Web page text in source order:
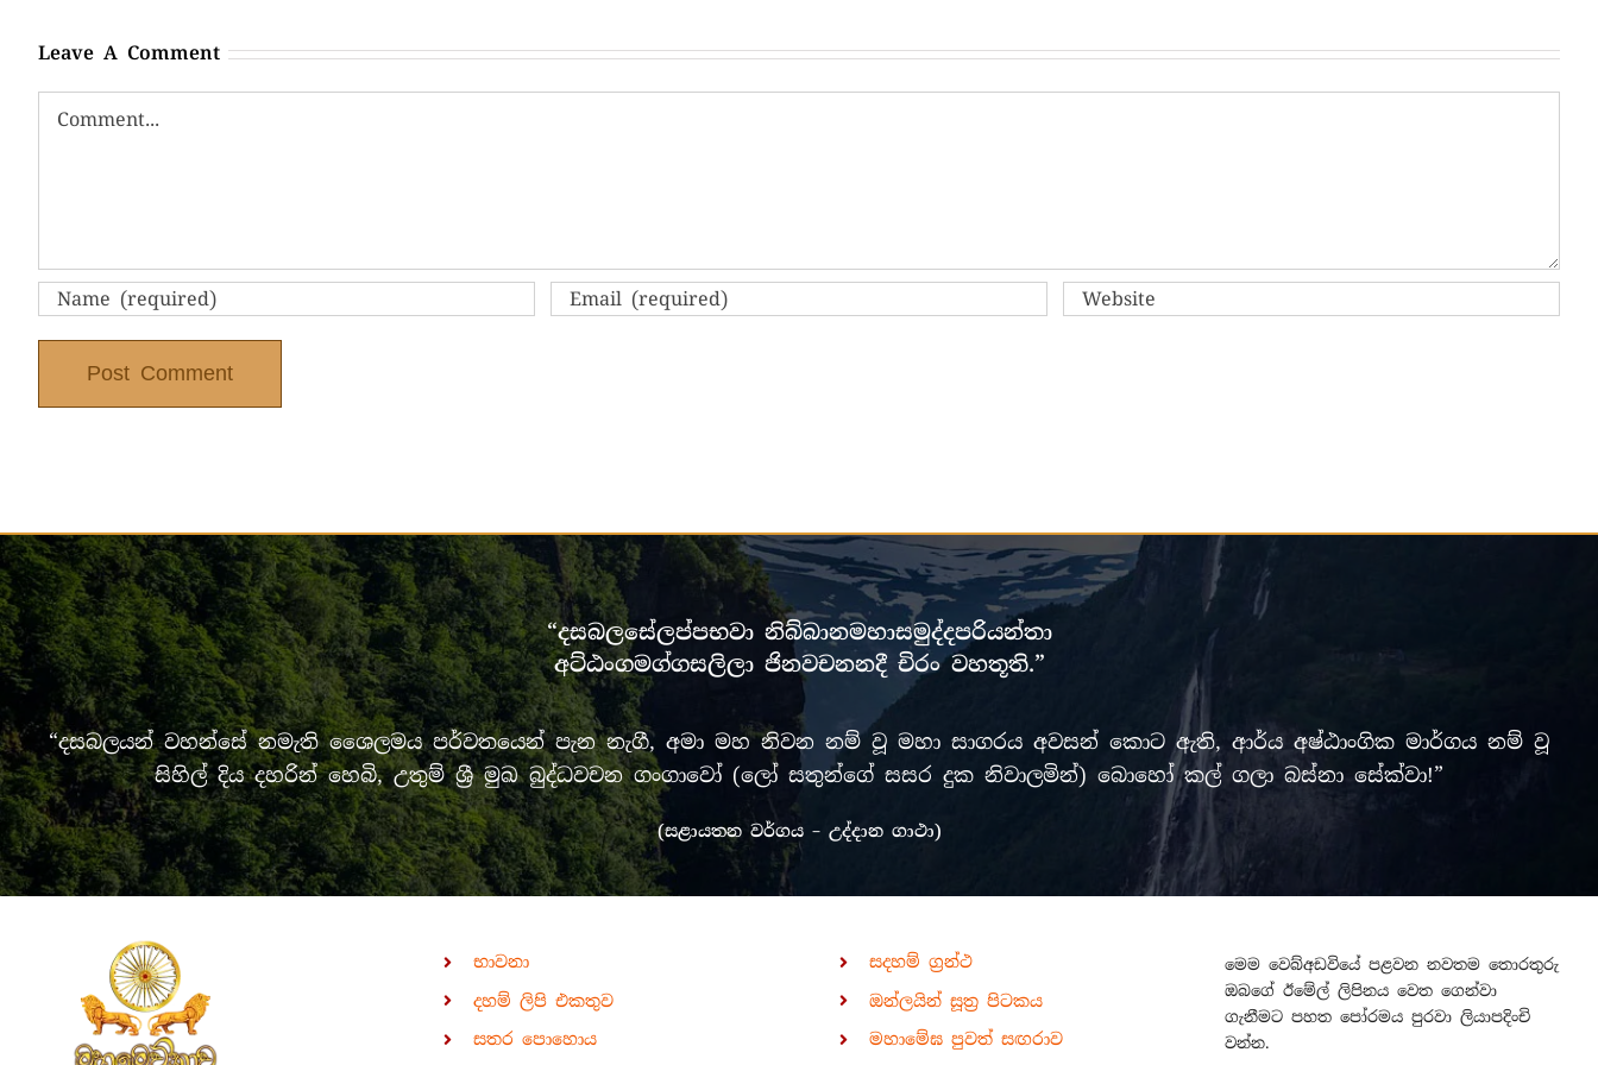
Leave A Comment
Comment
“දසබලසේලප්පභවා නිබ්බානමහාසමුද්දපරියන්තා
අට්ඨංගමග්ගසලිලා ජිනවචනනදී චිරං වහතූති.”
“දසබලයන් වහන්සේ නමැති ශෛලමය පර්වතයෙන් පැන නැගී, අමා මහ නිවන නම් වූ මහා සාගරය අවසන් කොට ඇති, ආර්ය අෂ්ඨාංගික මාර්ගය නම් වූ
සිහිල් දිය දහරින් හෙබි, උතුම් ශ්‍රී මුඛ බුද්ධවචන ගංගාවෝ (ලෝ සතුන්ගේ සසර දුක නිවාලමින්) බොහෝ කල් ගලා බස්නා සේක්වා!”
(සළායතන වර්ගය – උද්දාන ගාථා)
භාවනා
දහම් ලිපි එකතුව
සතර පොහොය
සදහම් ග්‍රන්ථ
ඔන්ලයින් සූත්‍ර පිටකය
මහාමේඝ පුවත් සඟරාව
මෙම වෙබ්අඩවියේ පළවන නවතම තොරතුරු
ඔබගේ ඊමේල් ලිපිනය වෙත ගෙන්වා
ගැනීමට පහත පෝරමය පුරවා ලියාපදිංචි
වන්න.